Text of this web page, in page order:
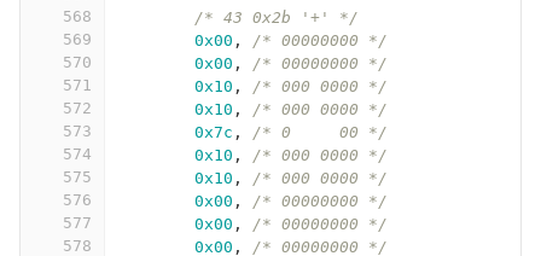
568
569
570
571
572
573
574
575
576
577
578
/* 43 0x2b '+' */
0x00 ,
/* 00000000 */
0x00 ,
/* 00000000 */
0x10 ,
/* 000 0000 */
0x10 ,
/* 000 0000 */
0x7c ,
/* 0     00 */
0x10 ,
/* 000 0000 */
0x10 ,
/* 000 0000 */
0x00 ,
/* 00000000 */
0x00 ,
/* 00000000 */
0x00 ,
/* 00000000 */